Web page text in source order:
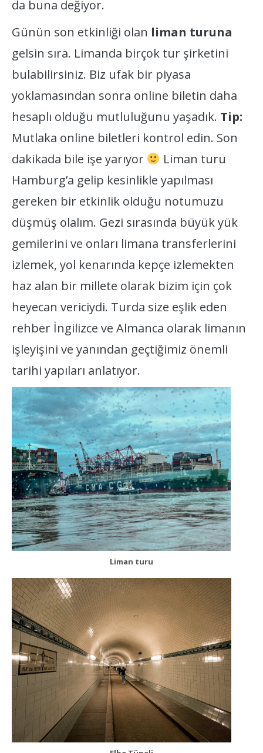
da buna değiyor.
Günün son etkinliği olan liman turuna
gelsin sıra. Limanda birçok tur şirketini
bulabilirsiniz. Biz ufak bir piyasa
yoklamasından sonra online biletin daha
hesaplı olduğu mutluluğunu yaşadık. Tip:
Mutlaka online biletleri kontrol edin. Son
dakikada bile işe yarıyor
Liman turu
Hamburg’a gelip kesinlikle yapılması
gereken bir etkinlik olduğu notumuzu
düşmüş olalım. Gezi sırasında büyük yük
gemilerini ve onları limana transferlerini
izlemek, yol kenarında kepçe izlemekten
haz alan bir millete olarak bizim için çok
heyecan vericiydi. Turda size eşlik eden
rehber İngilizce ve Almanca olarak limanın
işleyişini ve yanından geçtiğimiz önemli
tarihi yapıları anlatıyor.
Liman turu